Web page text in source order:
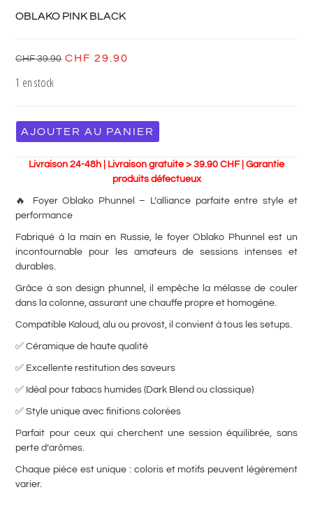
OBLAKO PINK BLACK
CHF39.90 CHF 29.90
1 en stock
AJOUTER AU PANIER
Livraison 24-48h | Livraison gratuite > 39.90 CHF | Garantie
produits défectueux
🔥 Foyer Oblako Phunnel – L’alliance parfaite entre style et
performance
Fabriqué à la main en Russie, le foyer Oblako Phunnel est un
incontournable pour les amateurs de sessions intenses et
durables.
Grâce à son design phunnel, il empêche la mélasse de couler
dans la colonne, assurant une chauffe propre et homogène.
Compatible Kaloud, alu ou provost, il convient à tous les setups.
✅ Céramique de haute qualité
✅ Excellente restitution des saveurs
✅ Idéal pour tabacs humides (Dark Blend ou classique)
✅ Style unique avec finitions colorées
Parfait pour ceux qui cherchent une session équilibrée, sans
perte d’arômes.
Chaque pièce est unique : coloris et motifs peuvent légèrement
varier.